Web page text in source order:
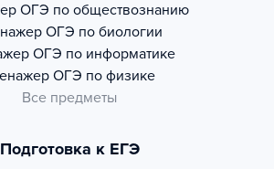
ОГЭ по обществознанию
ОГЭ по биологии
ОГЭ по информатике
ОГЭ по физике
Все предметы
Подготовка к ЕГЭ